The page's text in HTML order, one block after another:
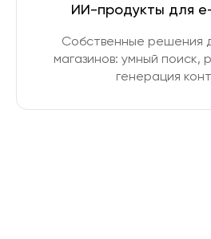
ИИ-продукты для
Собственные решения
магазинов: умный поиск,
генерация